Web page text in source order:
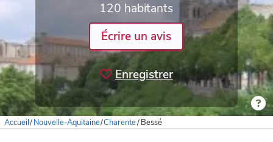
120 habitants
Écrire un avis
Enregistrer
Accueil/Nouvelle-Aquitaine/Charente/Bessé